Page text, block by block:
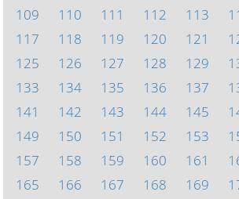
109
110 111 112 113
117
118 119 120 121
125
126 127 128 129
133
134 135 136 137
141
142 143 144 145
149
150 151 152 153
157
158 159 160 161
165
166 167 168 169